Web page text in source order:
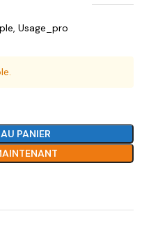
, Usage_pro
PANIER